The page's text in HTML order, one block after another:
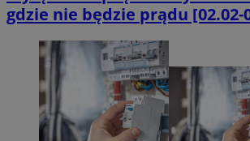
gdzie nie będzie prądu [02.02-